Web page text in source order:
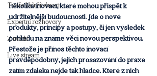
Tváře Udržitelnosti
Expertní rozhovory
Z médií
Live stream
několika inovací, které mohou přispět k
udržitelnější budoucnosti. Jde o nové
produkty, principy a postupy, či jen výsledek
pohledu na známé věci novou perspektivou.
Přestože je přínos těchto inovací
pravděpodobný, jejich prosazování do praxe
zatím zdaleka nejde tak hladce. Které z nich